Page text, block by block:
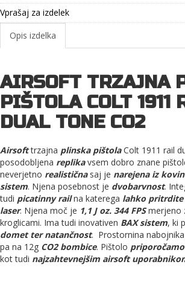
Vprašaj za izdelek
Opis izdelka
AIRSOFT TRZAJNA
PIŠTOLA COLT 1911
DUAL TONE CO2
Airsofttrzajna plinska pištolaColt 1911 rail
posodobljena replikavsem dobro znane
neverjetno realističnasaj je narejena iz
sistem. Njena posebnost je dvobarvnost.
tudi picatinny railna katerega lahko
laser. Njena moč je 1,1 J oz. 344 FPSmerjeno
kroglicami. Ima tudi inovativen BAX sistem, ki
domet ter natančnost. Prostornina
pa na 12g CO2 bombice. Pištolo
kot tudi najzahtevnejšim airsoft